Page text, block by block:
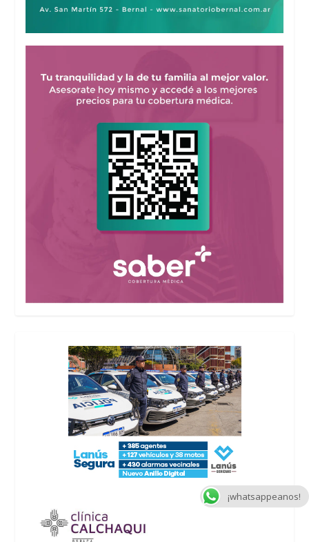
¡whatsappeanos!